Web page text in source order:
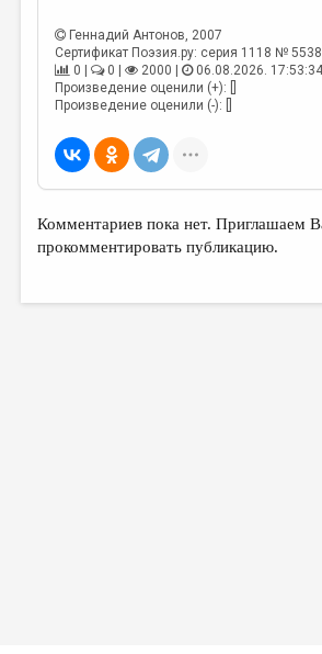
КОЛОНКА РЕДАКТОРА
РЕДКОЛЛЕГИЯ
МАЛАЯ ПРОЗА
ЛИТЕРАТУРОВЕДЕНИЕ
Геннадий Антонов, 2007
Сертификат Поэзия.ру: серия 1118 №
0 |
0 | 2000 |
06.08.2026. 17:53:34
Произведение оценили (+): []
Произведение оценили (-): []
Комментариев пока нет. Приглашаем
прокомментировать публикацию.